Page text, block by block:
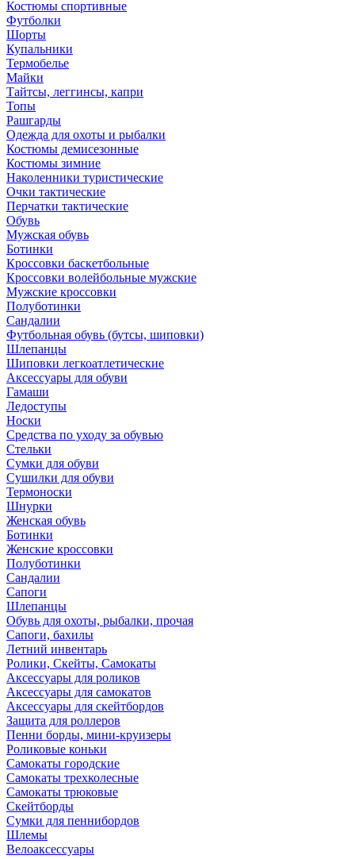
Костюмы спортивные
Футболки
Шорты
Купальники
Термобелье
Майки
Тайтсы, леггинсы, капри
Топы
Рашгарды
Одежда для охоты и рыбалки
Костюмы демисезонные
Костюмы зимние
Наколенники туристические
Очки тактические
Перчатки тактические
Обувь
Мужская обувь
Ботинки
Кроссовки баскетбольные
Кроссовки волейбольные мужские
Мужские кроссовки
Полуботинки
Сандалии
Футбольная обувь (бутсы, шиповки)
Шлепанцы
Шиповки легкоатлетические
Аксессуары для обуви
Гамаши
Ледоступы
Носки
Средства по уходу за обувью
Стельки
Сумки для обуви
Сушилки для обуви
Термоноски
Шнурки
Женская обувь
Ботинки
Женские кроссовки
Полуботинки
Сандалии
Сапоги
Шлепанцы
Обувь для охоты, рыбалки, прочая
Сапоги, бахилы
Летний инвентарь
Ролики, Скейты, Самокаты
Аксессуары для роликов
Аксессуары для самокатов
Аксессуары для скейтбордов
Защита для роллеров
Пенни борды, мини-круизеры
Роликовые коньки
Самокаты городские
Самокаты трехколесные
Самокаты трюковые
Скейтборды
Сумки для пеннибордов
Шлемы
Велоаксессуары